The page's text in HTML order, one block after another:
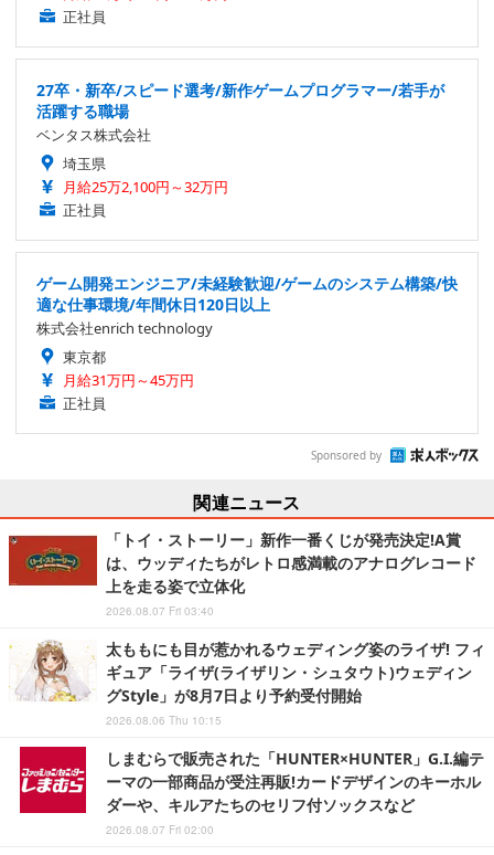
正社員
27卒・新卒/スピード選考/新作ゲームプログラマー/若手が
活躍する職場
ベンタス株式会社
埼玉県
月給25万2,100円～32万円
正社員
ゲーム開発エンジニア/未経験歓迎/ゲームのシステム構築/快
適な仕事環境/年間休日120日以上
株式会社enrich technology
東京都
月給31万円～45万円
正社員
Sponsored by
関連ニュース
「トイ・ストーリー」新作一番くじが発売決定!A賞
は、ウッディたちがレトロ感満載のアナログレコード
上を走る姿で立体化
2026.08.07 Fri 03:40
太ももにも目が惹かれるウェディング姿のライザ! フィ
ギュア「ライザ(ライザリン・シュタウト)ウェディン
グStyle」が8月7日より予約受付開始
2026.08.06 Thu 10:15
しまむらで販売された「HUNTER×HUNTER」G.I.編テ
ーマの一部商品が受注再販!カードデザインのキーホル
ダーや、キルアたちのセリフ付ソックスなど
2026.08.07 Fri 02:00